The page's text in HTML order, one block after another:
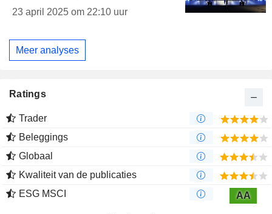
23 april 2025 om 22:10 uur
Meer analyses
Ratings
Trader
Beleggings
Globaal
Kwaliteit van de publicaties
ESG MSCI
AA